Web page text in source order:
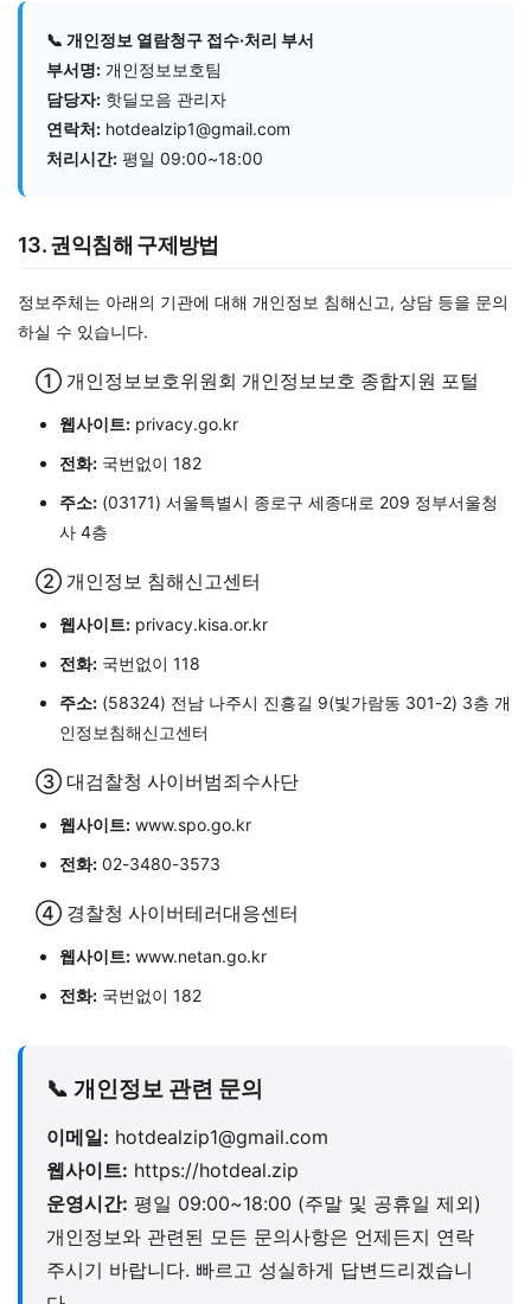
📞 개인정보 열람청구 접수·처리 부서
부서명: 개인정보보호팀
담당자: 핫딜모음 관리자
연락처: hotdealzip1@gmail.com
처리시간: 평일 09:00~18:00
13. 권익침해 구제방법
정보주체는 아래의 기관에 대해 개인정보 침해신고, 상담 등을 문의
하실 수 있습니다.
① 개인정보보호위원회 개인정보보호 종합지원 포털
웹사이트: privacy.go.kr
전화: 국번없이 182
주소: (03171) 서울특별시 종로구 세종대로 209 정부서울청
사 4층
② 개인정보 침해신고센터
웹사이트: privacy.kisa.or.kr
전화: 국번없이 118
주소: (58324) 전남 나주시 진흥길 9(빛가람동 301-2) 3층 개
인정보침해신고센터
③ 대검찰청 사이버범죄수사단
웹사이트: www.spo.go.kr
전화: 02-3480-3573
④ 경찰청 사이버테러대응센터
웹사이트: www.netan.go.kr
전화: 국번없이 182
📞 개인정보 관련 문의
이메일: hotdealzip1@gmail.com
웹사이트: https://hotdeal.zip
운영시간: 평일 09:00~18:00 (주말 및 공휴일 제외)
개인정보와 관련된 모든 문의사항은 언제든지 연락
주시기 바랍니다. 빠르고 성실하게 답변드리겠습니